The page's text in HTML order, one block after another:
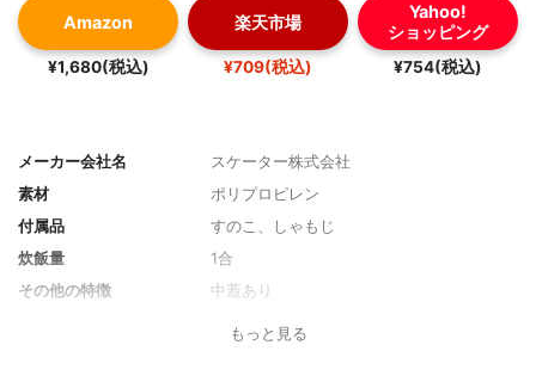
Amazon
¥1,680(税込)
楽天市場
¥709(税込)
Yahoo!
ショッピング
¥754(税込)
メーカー会社名
スケーター株式会社
素材
ポリプロピレン
付属品
すのこ、しゃもじ
炊飯量
1合
その他の特徴
中蓋あり
もっと見る